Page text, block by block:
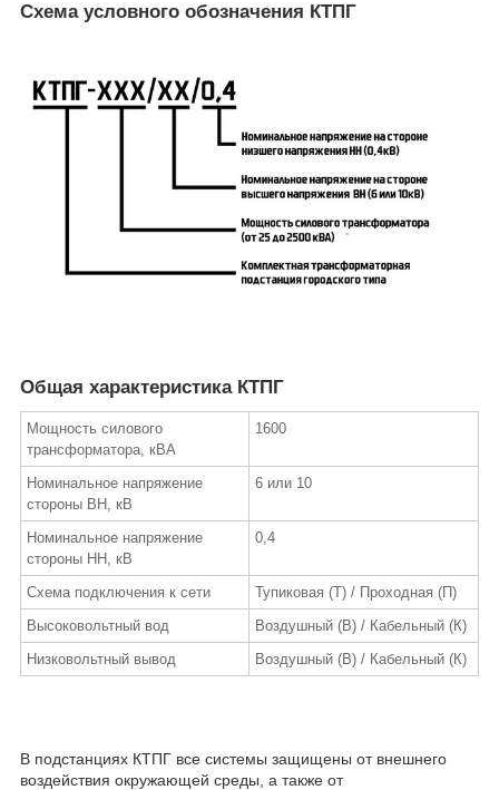
Схема условного обозначения КТПГ
Общая характеристика КТПГ
Мощность силового
трансформатора, кВА
1600
Номинальное напряжение
стороны ВН, кВ
6 или 10
Номинальное напряжение
стороны НН, кВ
0,4
Схема подключения к сети
Тупиковая (Т) / Проходная (П)
Высоковольтный вод
Воздушный (В) / Кабельный (К)
Низковольтный вывод
Воздушный (В) / Кабельный (К)
В подстанциях КТПГ все системы защищены от внешнего
воздействия окружающей среды, а также от